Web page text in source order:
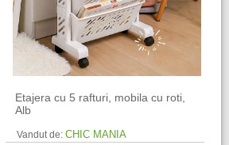
Etajera cu 5 rafturi, mobila cu roti,
Alb
Vandut de: CHIC MANIA